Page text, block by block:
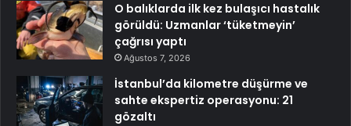
O balıklarda ilk kez bulaşıcı hastalık
görüldü: Uzmanlar ‘tüketmeyin’
çağrısı yaptı
Ağustos 7, 2026
İstanbul’da kilometre düşürme ve
sahte ekspertiz operasyonu: 21
gözaltı